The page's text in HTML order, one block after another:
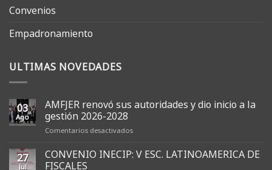
Convenios
Empadronamiento
ULTIMAS NOVEDADES
03
Ago
AMFJER renovó sus autoridades y dio inicio a la
gestión 2026-2028
Comentarios desactivadosen
renovó
sus
27
Jul
CONVENIO INECIP: V ESC. LATINOAMERICA DE
FISCALES